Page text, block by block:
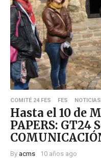
COMITÉ 24 FES FES NOTICIAS
Hasta el 10 de
PAPERS: GT24
By acms 10 años ago